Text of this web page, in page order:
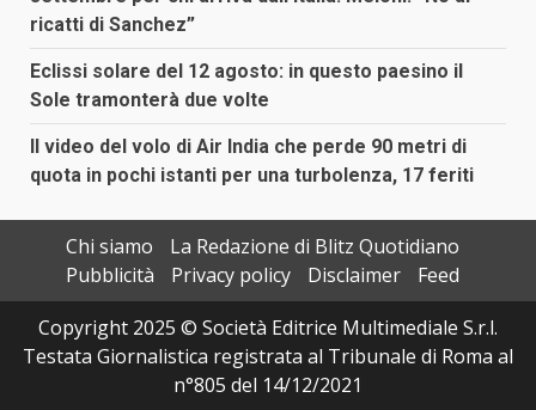
ricatti di Sanchez”
Eclissi solare del 12 agosto: in questo paesino il
Sole tramonterà due volte
Il video del volo di Air India che perde 90 metri di
quota in pochi istanti per una turbolenza, 17 feriti
Chi siamo
La Redazione di Blitz Quotidiano
Pubblicità
Privacy policy Disclaimer
Feed
Copyright 2025 © Società Editrice Multimediale S.r.l.
Testata Giornalistica registrata al Tribunale di Roma al
n°805 del 14/12/2021